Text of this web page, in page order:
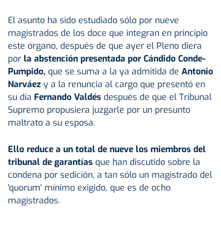
El asunto ha sido estudiado sólo por nueve
magistrados de los doce que integran en principio
este órgano, después de que ayer el Pleno diera
por la abstención presentada por Cándido Conde-
Pumpido, que se suma a la ya admitida de Antonio
Narváez y a la renuncia al cargo que presentó en
su día Fernando Valdés después de que el Tribunal
Supremo propusiera juzgarle por un presunto
maltrato a su esposa.
Ello reduce a un total de nueve los miembros del
tribunal de garantías que han discutido sobre la
condena por sedición, a tan sólo un magistrado del
'quorum' mínimo exigido, que es de ocho
magistrados.